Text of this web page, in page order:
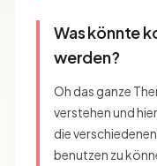
Was könnte
werden?
Oh das ganze
verstehen und
die
benutzen zu